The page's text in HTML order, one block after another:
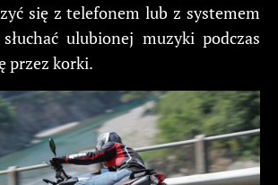
się z telefonem lub z systemem
ulubionej muzyki podczas
przez korki.